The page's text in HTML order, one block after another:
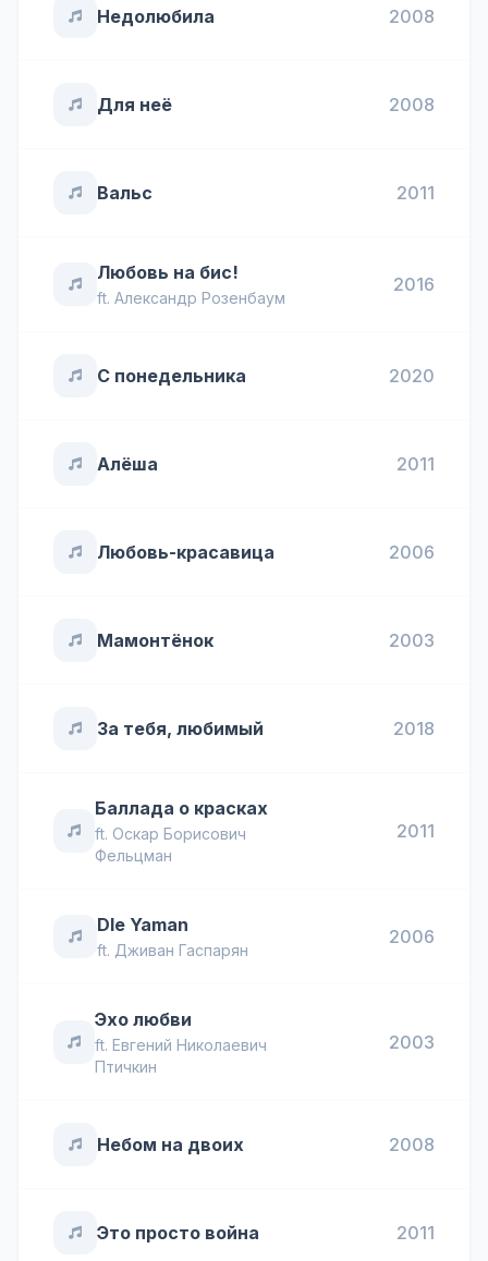
Недолюбила 2008
Для неё 2008
Вальс 2011
Любовь на бис!
ft. Александр Розенбаум
2016
С понедельника 2020
Алёша 2011
Любовь-красавица 2006
Мамонтёнок 2003
За тебя, любимый 2018
Баллада о красках
ft. Оскар Борисович
Фельцман
2011
Dle Yaman
ft. Дживан Гаспарян
2006
Эхо любви
ft. Евгений Николаевич
Птичкин
2003
Небом на двоих 2008
Это просто война 2011